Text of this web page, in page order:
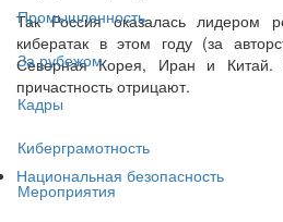
Промышленность
За рубежом
Кадры
Киберграмотность
Мероприятия
Так Россия оказалась лидером
кибератак в этом году (за
Северная Корея, Иран и Китай.
причастность отрицают.
Национальная безопасность